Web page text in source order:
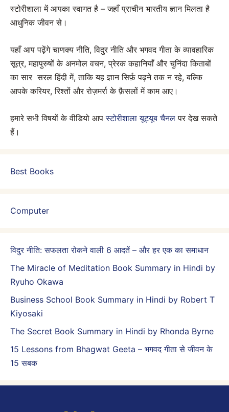
स्टोरीशाला में आपका स्वागत है – जहाँ प्राचीन भारतीय ज्ञान मिलता है
आधुनिक जीवन से।
यहाँ आप पढ़ेंगे चाणक्य नीति, विदुर नीति और भगवद गीता के व्यावहारिक
सूत्र, महापुरुषों के अनमोल वचन, प्रेरक कहानियाँ और चुनिंदा किताबों
का सार सरल हिंदी में, ताकि यह ज्ञान सिर्फ़ पढ़ने तक न रहे, बल्कि
आपके करियर, रिश्तों और रोज़मर्रा के फ़ैसलों में काम आए।
हमारे सभी विषयों के वीडियो आपस्टोरीशाला यूट्यूब चैनल पर देख सकते
हैं।
Best Books
Computer
विदुर नीति: सफलता रोकने वाली 6 आदतें – और हर एक का समाधान
The Miracle of Meditation Book Summary in Hindi by
Ryuho Okawa
Business School Book Summary in Hindi by Robert T
Kiyosaki
The Secret Book Summary in Hindi by Rhonda Byrne
15 Lessons from Bhagwat Geeta – भगवद गीता से जीवन के
15 सबक